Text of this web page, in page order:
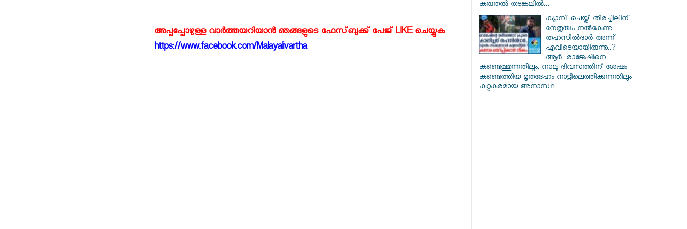
അപ്പപ്പോഴുള്ള വാര്‍ത്തയറിയാന്‍ ഞങ്ങളുടെ ഫേസ്‌ബുക്ക്‌ പേജ് LIKE ചെയ്യുക
https://www.facebook.com/Malayalivartha
കരുതൽ തടങ്കലിൽ...
ക്യാമ്പ് ചെയ്ത് തിരച്ചിലിന്
നേതൃത്വം നല്‍കേണ്ട
തഹസില്‍ദാര്‍ അന്ന്
എവിടെയായിരുന്നു..?
ആര്‍. രാജേഷിനെ
കണ്ടെത്തുന്നതിലും, നാലു ദിവസത്തിന് ശേഷം
കണ്ടെത്തിയ മൃതദേഹം നാട്ടിലെത്തിക്കുന്നതിലും
കുറ്റകരമായ അനാസ്ഥ..